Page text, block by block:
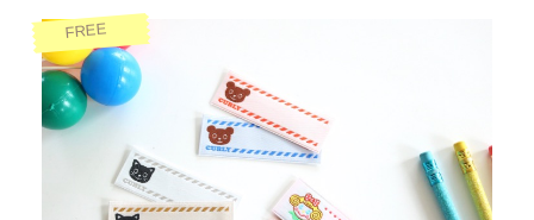
FREE